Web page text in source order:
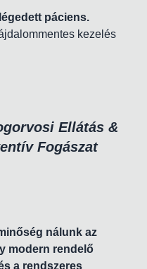
páciens.
kezelés
Ellátás &
Fogászat
nálunk az
modern rendelő
a rendszeres